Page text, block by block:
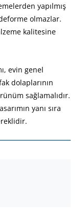
yapılmış
olmazlar.
kalitesine
evin genel
dolaplarının
sağlamalıdır.
yanı sıra